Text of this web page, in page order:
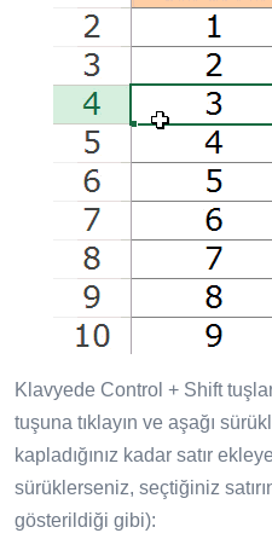
Klavyede Control + Shift
tuşuna tıklayın ve aşağı
kapladığınız kadar satır
sürüklerseniz, seçtiğiniz
gösterildiği gibi):